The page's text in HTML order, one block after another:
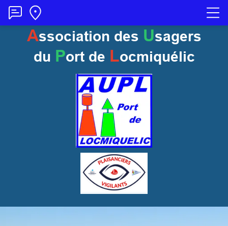
Association des Usagers
du Port de Locmiquélic